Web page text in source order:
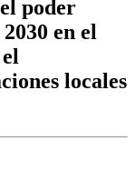
poder
en el
locales